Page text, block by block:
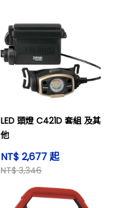
LED 頭燈 C421D 套組 及其
他
NT$ 2,677 起
NT$ 3,346